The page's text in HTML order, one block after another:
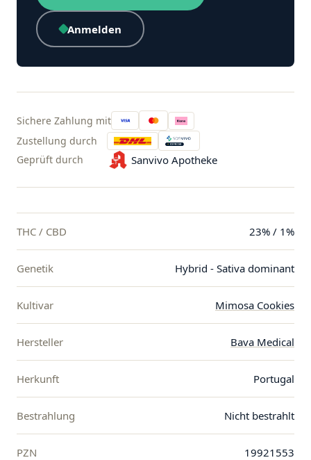
Anmelden
Sichere Zahlung mit
Zustellung durch
Geprüft durch
Sanvivo Apotheke
THC / CBD 23% / 1%
Genetik Hybrid - Sativa dominant
Kultivar Mimosa Cookies
Hersteller Bava Medical
Herkunft Portugal
Bestrahlung Nicht bestrahlt
PZN 19921553